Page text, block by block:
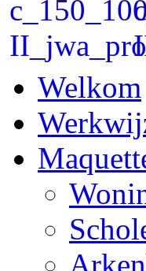
Welkom